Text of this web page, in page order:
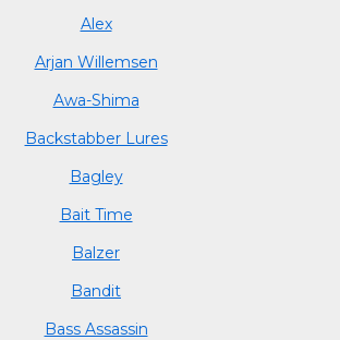
Alex
Arjan Willemsen
Awa-Shima
Backstabber Lures
Bagley
Bait Time
Balzer
Bandit
Bass Assassin